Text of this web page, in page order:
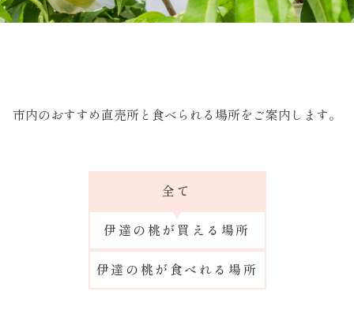
市内のおすすめ直売所と食べられる場所をご案内します。
全て
伊達の桃が買える場所
伊達の桃が食べれる場所